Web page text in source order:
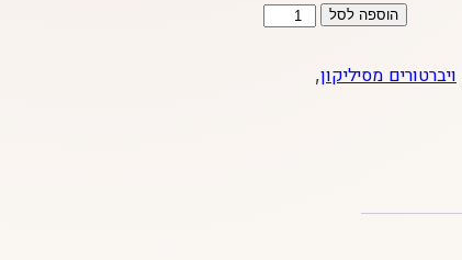
כמות
boy
הוספה לסל
ויברטורים מסיליקון,